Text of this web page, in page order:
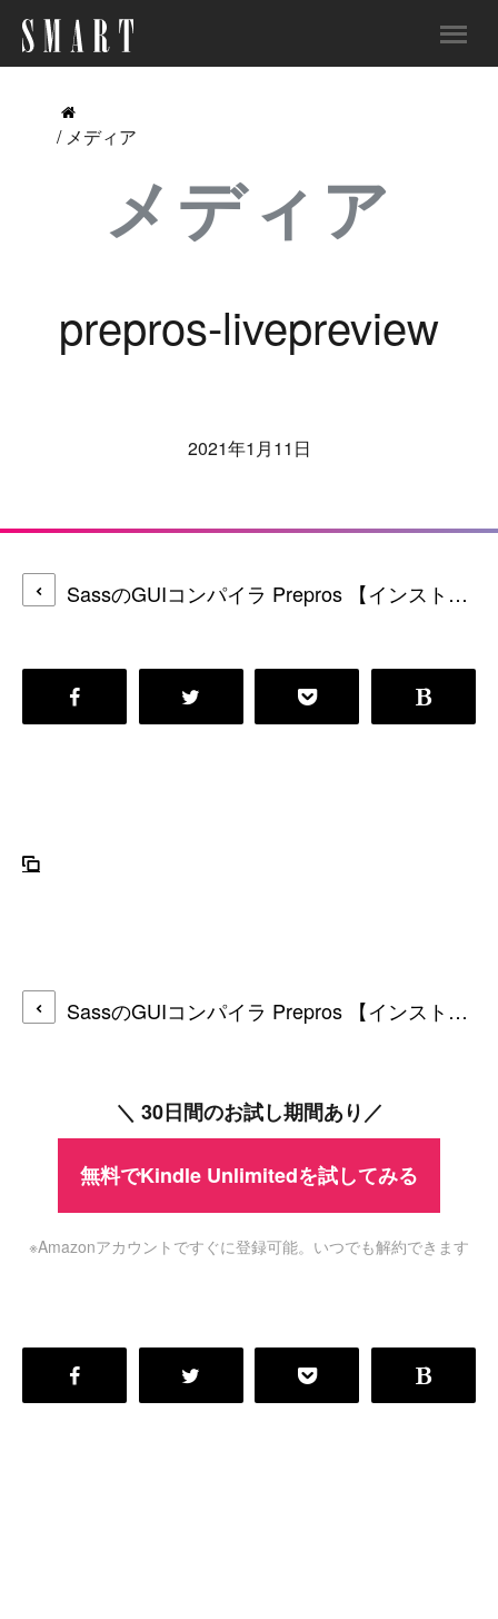
/ メディア
メディア
prepros-livepreview
2021年1月11日
SassのGUIコンパイラ Prepros 【インストール＆使い方】
SassのGUIコンパイラ Prepros 【インストール＆使い方】
＼ 30日間のお試し期間あり／
無料でKindle Unlimitedを試してみる
※Amazonアカウントですぐに登録可能。いつでも解約できます